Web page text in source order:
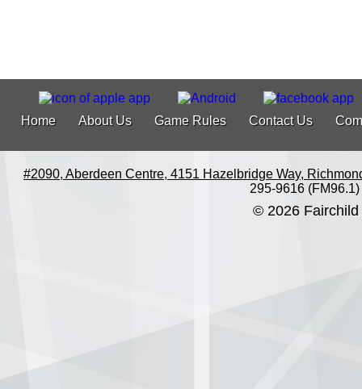
Home About Us Game Rules Contact Us
#2090, Aberdeen Centre, 4151 Hazelbridge Way,
295-9616 (FM96.1)
© 2026 Fairchild